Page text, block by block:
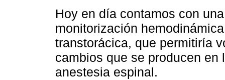
Hoy en día contamos con
monitorización
transtorácica, que permitiría
cambios que se producen
anestesia espinal.